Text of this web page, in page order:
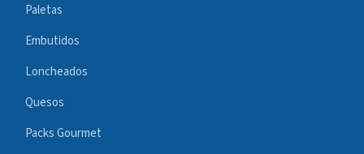
Paletas
Embutidos
Loncheados
Quesos
Packs Gourmet